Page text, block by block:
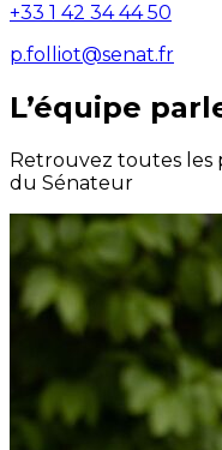
+33 1 42 34 44 50
p.folliot@senat.fr
L’équipe
Retrouvez toutes
du Sénateur